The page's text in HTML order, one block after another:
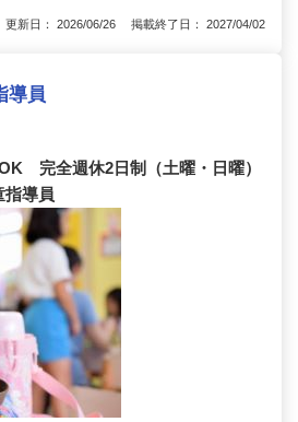
更新日： 2026/06/26 掲載終了日： 2027/04/02
導員
完全週休2日制（土曜・日曜）
導員